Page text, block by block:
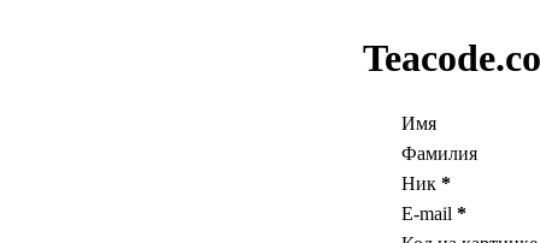
Имя
Фамилия
Ник *
E-mail *